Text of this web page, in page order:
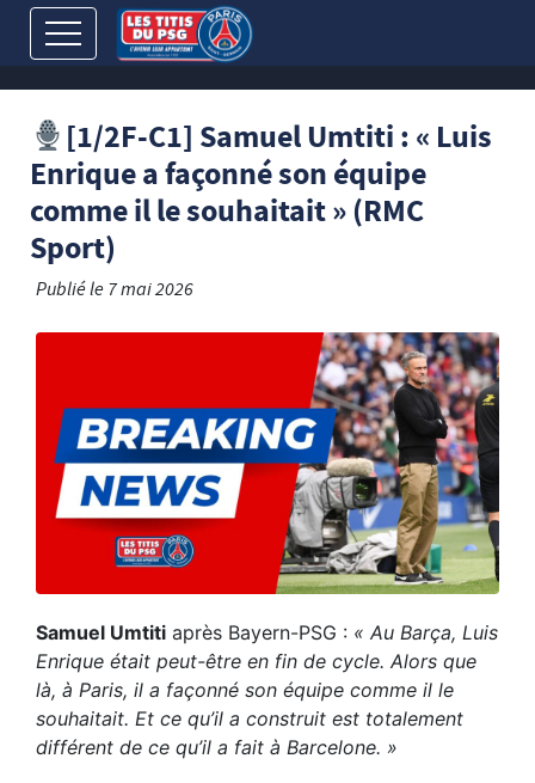
[1/2F-C1] Samuel Umtiti : « Luis
Enrique a façonné son équipe
comme il le souhaitait » (RMC
Sport)
Publié le7 mai 2026
Samuel Umtiti après Bayern-PSG : « Au Barça, Luis
Enrique était peut-être en fin de cycle. Alors que
là, à Paris, il a façonné son équipe comme il le
souhaitait. Et ce qu’il a construit est totalement
différent de ce qu’il a fait à Barcelone. »